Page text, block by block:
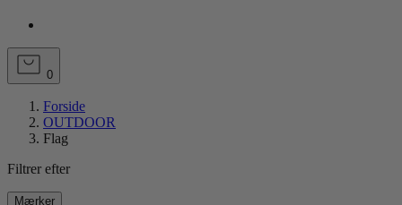
0
Forside
OUTDOOR
Flag
Filtrer efter
Mærker